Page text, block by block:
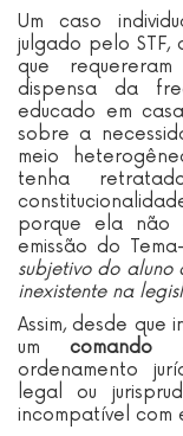
Um caso
julgado pelo
que
dispensa da
educado em
sobre a
meio
tenha
porque ela não
emissão do
subjetivo do
inexistente na
Assim, desde que
um comando
ordenamento
legal ou
incompatível com